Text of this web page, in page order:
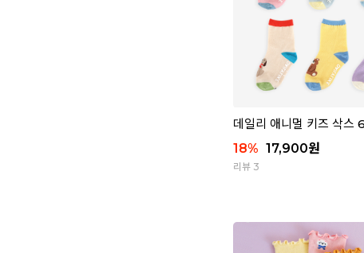
데일리 애니멀 키즈 삭스
18% 17,900원
리뷰 3